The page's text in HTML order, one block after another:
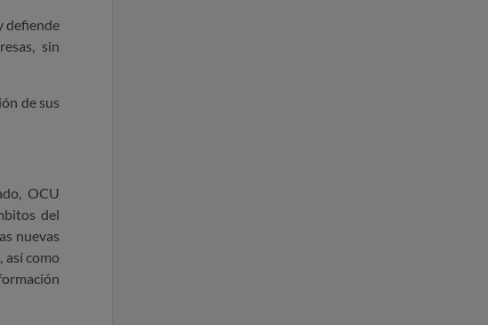
defiende
sin
de sus
OCU
del
nuevas
como